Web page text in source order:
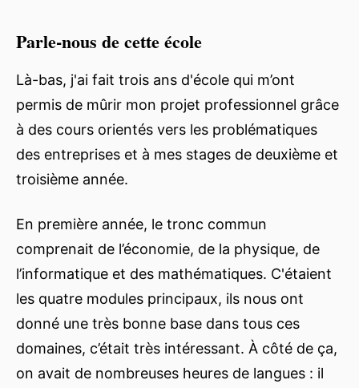
Parle-nous de cette école
Là-bas, j'ai fait trois ans d'école qui m’ont
permis de mûrir mon projet professionnel grâce
à des cours orientés vers les problématiques
des entreprises et à mes stages de deuxième et
troisième année.
En première année, le tronc commun
comprenait de l’économie, de la physique, de
l’informatique et des mathématiques. C'étaient
les quatre modules principaux, ils nous ont
donné une très bonne base dans tous ces
domaines, c’était très intéressant. À côté de ça,
on avait de nombreuses heures de langues : il